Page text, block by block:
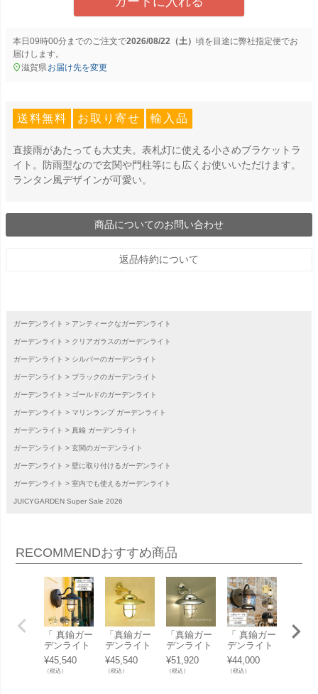
本日 09時00分までのご注文で2026/08/22（土） に弊社指定便でお
届けします。
滋賀県お届け先を変更
送料無料 お取り寄せ 輸入品
直接雨があたっても大丈夫。表札灯に使える小さめブラケットラ
イト。防雨型なので玄関や門柱等にも広くお使いいただけます。
ランタン風デザインが可愛い。
商品についてのお問い合わせ
返品特約について
ガーデンライト アンティークなガーデンライト
ガーデンライト クリアガラスのガーデンライト
ガーデンライト シルバーのガーデンライト
ガーデンライト ブラックのガーデンライト
ガーデンライト ゴールドのガーデンライト
ガーデンライト マリンランプ ガーデンライト
ガーデンライト 真鍮 ガーデンライト
ガーデンライト 玄関のガーデンライト
ガーデンライト 壁に取り付けるガーデンライト
ガーデンライト 室内でも使えるガーデンライト
JUICYGARDEN Super Sale 2026
RECOMMENDおすすめ商品
「 真鍮ガー
デンライト
BR1760 LE
D クリアガ
ラス 人感セ
¥45,540
（税込）
「真鍮ガー
デンライト
BR2060 真
鍮色 クリア
ガラス LE
¥45,540
（税込）
「真鍮ガー
デンライト
BR2060 ク
ローム クリ
アガラス L
¥51,920
（税込）
「 真鍮ガー
デンライト
BR1710 LE
D クリアガ
ラス 人感セ
¥44,000
（税込）
「 真